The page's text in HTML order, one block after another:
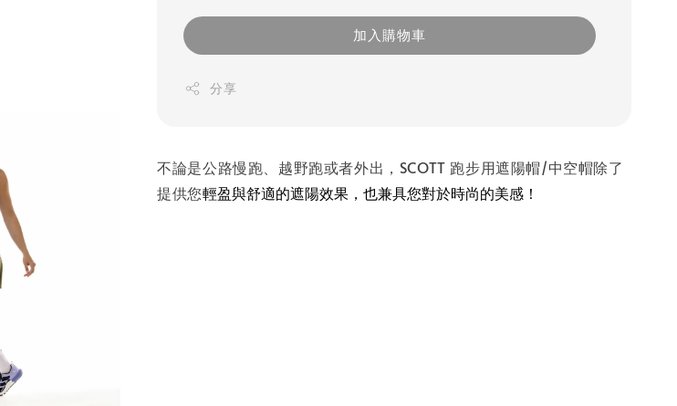
加入購物車
分享
不論是公路慢跑、越野跑或者外出，SCOTT 跑步用遮陽帽/中空帽除了
提供您輕盈與舒適的遮陽效果，也兼具您對於時尚的美感！